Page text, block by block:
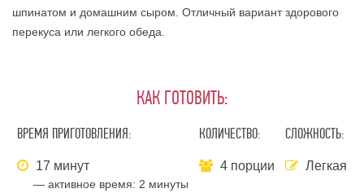
шпинатом и домашним сыром. Отличный вариант здорового
перекуса или легкого обеда.
КАК ГОТОВИТЬ:
ВРЕМЯ ПРИГОТОВЛЕНИЯ:
17 минут
— активное время: 2 минуты
КОЛИЧЕСТВО:
4 порции
СЛОЖНОСТЬ:
Легкая